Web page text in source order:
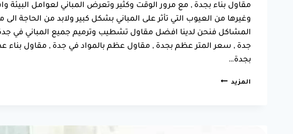
مقاول بناء بجدة , مع مرور الوقت وكثير وتعرض المباني لعوامل
وغيرها من العيوب التي تأثر على المباني بشكل كبير ولابد من الحاجة
المشاكل فنحن لدينا افضل مقاول تشطيب وترميم جميع المباني في
جدة , سعر المتر عظم بجدة , مقاول عظم بالمواد في جدة , مقاول
بجدة…
المزيد شركة